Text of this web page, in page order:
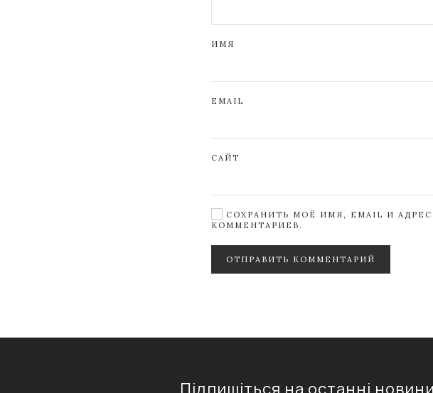
ИМЯ
EMAIL
САЙТ
СОХРАНИТЬ МОЁ ИМЯ, EMAIL И
КОММЕНТАРИЕВ.
ОТПРАВИТЬ КОММЕНТАРИЙ
Підпишіться на останні новини